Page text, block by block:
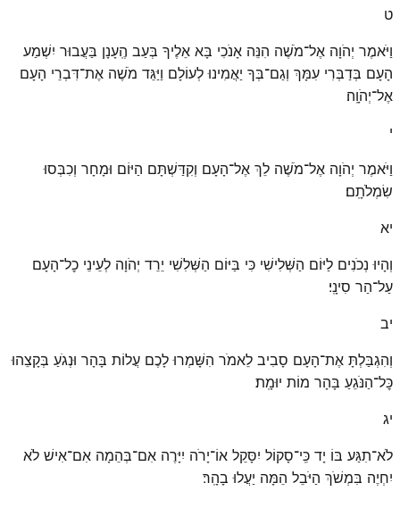
ט
וַיֹּאמֶר יְהֹוָה אֶל־מֹשֶׁה הִנֵּה אָנֹכִי בָּא אֵלֶיךָ בְּעַב הֶֽעָנָן בַּעֲבוּר יִשְׁמַע
הָעָם בְּדַבְּרִי עִמָּךְ וְגַם־בְּךָ יַאֲמִינוּ לְעוֹלָם וַיַּגֵּד מֹשֶׁה אֶת־דִּבְרֵי הָעָם
אֶל־יְהֹוָֽה׃
י
וַיֹּאמֶר יְהֹוָה אֶל־מֹשֶׁה לֵךְ אֶל־הָעָם וְקִדַּשְׁתָּם הַיּוֹם וּמָחָר וְכִבְּסוּ
שִׂמְלֹתָֽם׃
יא
וְהָיוּ נְכֹנִים לַיּוֹם הַשְּׁלִישִׁי כִּי בַּיּוֹם הַשְּׁלִשִׁי יֵרֵד יְהֹוָה לְעֵינֵי כׇל־הָעָם
עַל־הַר סִינָֽי׃
יב
וְהִגְבַּלְתָּ אֶת־הָעָם סָבִיב לֵאמֹר הִשָּׁמְרוּ לָכֶם עֲלוֹת בָּהָר וּנְגֹעַ בְּקָצֵהוּ
כׇּל־הַנֹּגֵעַ בָּהָר מוֹת יוּמָֽת׃
יג
לֹא־תִגַּע בּוֹ יָד כִּֽי־סָקוֹל יִסָּקֵל אוֹ־יָרֹה יִיָּרֶה אִם־בְּהֵמָה אִם־אִישׁ לֹא
יִחְיֶה בִּמְשֹׁךְ הַיֹּבֵל הֵמָּה יַעֲלוּ בָהָֽר׃